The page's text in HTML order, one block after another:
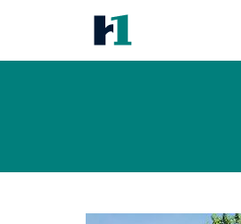
Homewood Suites
料金 写真